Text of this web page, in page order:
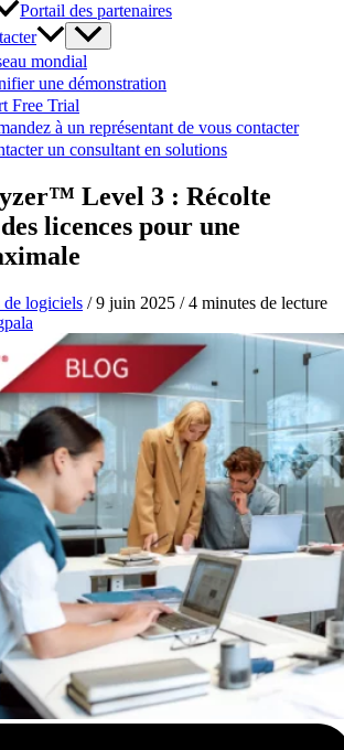
Portail des partenaires
mondial
une démonstration
Free Trial
à un représentant de vous contacter
un consultant en solutions
Level 3 : Récolte
licences pour une
de logiciels /9 juin 2025 /4 minutes de lecture